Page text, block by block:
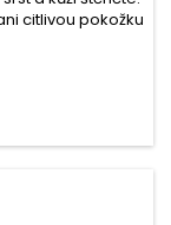
citlivou pokožku